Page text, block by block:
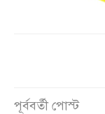
পূর্ববর্তী পোস্ট